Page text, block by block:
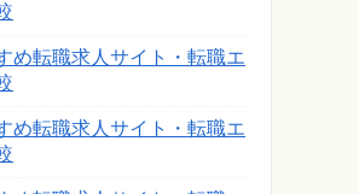
め転職求人サイト・転職エ
め転職求人サイト・転職エ